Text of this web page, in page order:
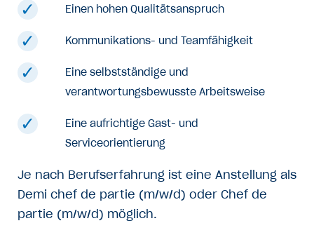
Einen hohen Qualitätsanspruch
Kommunikations- und Teamfähigkeit
Eine selbstständige und
verantwortungsbewusste Arbeitsweise
Eine aufrichtige Gast- und
Serviceorientierung
Je nach Berufserfahrung ist eine Anstellung als
Demi chef de partie (m/w/d) oder Chef de
partie (m/w/d) möglich.